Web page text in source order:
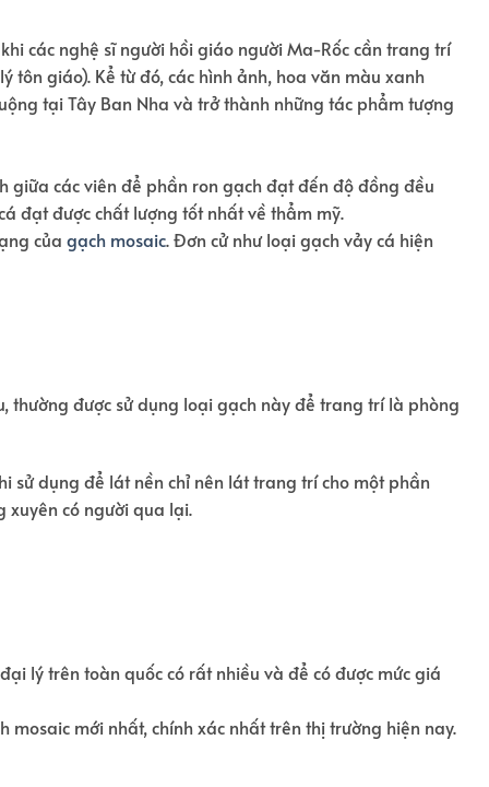
các nghệ sĩ người hồi giáo người Ma-Rốc cần trang trí
tôn giáo). Kể từ đó, các hình ảnh, hoa văn màu xanh
tại Tây Ban Nha và trở thành những tác phẩm tượng
giữa các viên để phần ron gạch đạt đến độ đồng đều
đạt được chất lượng tốt nhất về thẩm mỹ.
của gạch mosaic. Đơn cử như loại gạch vảy cá hiện
thường được sử dụng loại gạch này để trang trí là phòng
sử dụng để lát nền chỉ nên lát trang trí cho một phần
xuyên có người qua lại.
lý trên toàn quốc có rất nhiều và để có được mức giá
mới nhất, chính xác nhất trên thị trường hiện nay.